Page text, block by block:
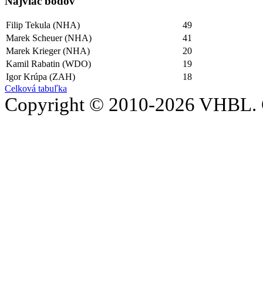
Filip Tekula (NHA)
49
Marek Scheuer (NHA)
41
Marek Krieger (NHA)
20
Kamil Rabatin (WDO)
19
Igor Krúpa (ZAH)
18
Celková tabuľka
Copyright © 2010-2026 VHBL.